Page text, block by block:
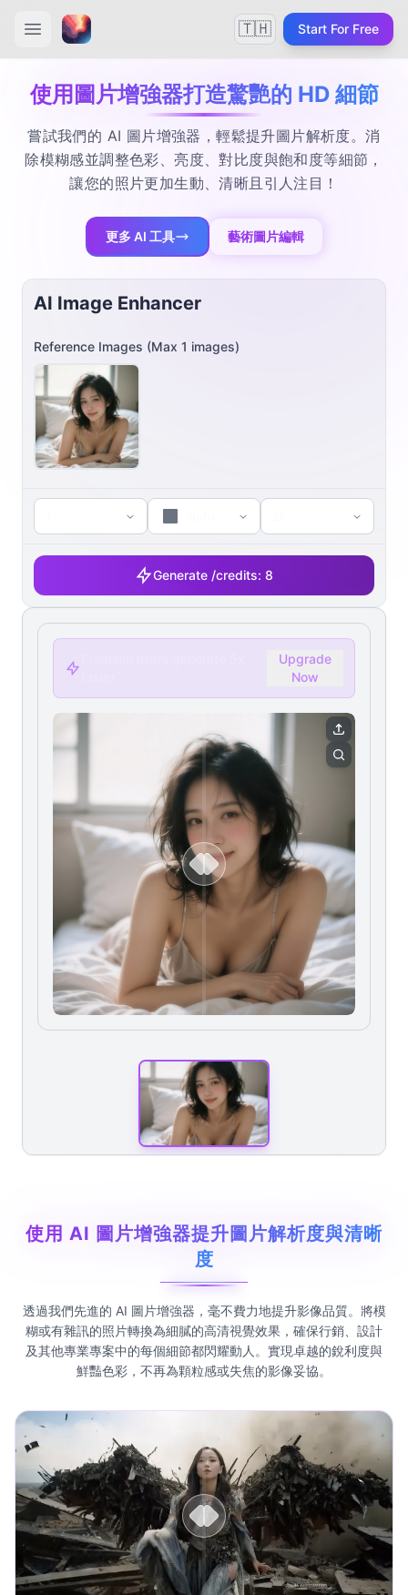
🇹🇭 Start For Free
使用圖片增強器打造驚艷的 HD 細節
嘗試我們的 AI 圖片增強器，輕鬆提升圖片解析度。消
除模糊感並調整色彩、亮度、對比度與飽和度等細節，
讓您的照片更加生動、清晰且引人注目！
更多 AI 工具 藝術圖片編輯
AI Image Enhancer
Reference Images (Max 1 images)
Generate /credits: 8
Upgrade
Now
使用 AI 圖片增強器提升圖片解析度與清晰
度
透過我們先進的 AI 圖片增強器，毫不費力地提升影像品質。將模
糊或有雜訊的照片轉換為細膩的高清視覺效果，確保行銷、設計
及其他專業專案中的每個細節都閃耀動人。實現卓越的銳利度與
鮮豔色彩，不再為顆粒感或失焦的影像妥協。